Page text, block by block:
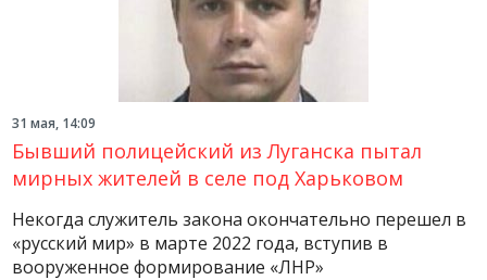
31 мая, 14:09
Бывший полицейский из Луганска пытал
мирных жителей в селе под Харьковом
Некогда служитель закона окончательно перешел в
«русский мир» в марте 2022 года, вступив в
вооруженное формирование «ЛНР»